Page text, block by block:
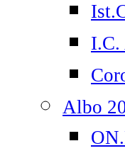
I.C.
Albo